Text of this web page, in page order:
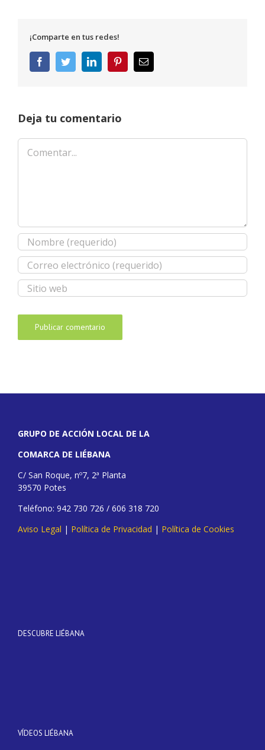
¡Comparte en tus redes!
FacebookTwitterLinkedInPinterestCorreo
electrónico
Deja tu comentario
Comentar
GRUPO DE ACCIÓN LOCAL DE LA
COMARCA DE LIÉBANA
C/ San Roque, nº7, 2ª Planta
39570 Potes
Teléfono: 942 730 726 / 606 318 720
Aviso Legal | Política de Privacidad | Política de Cookies
DESCUBRE LIÉBANA
VÍDEOS LIÉBANA